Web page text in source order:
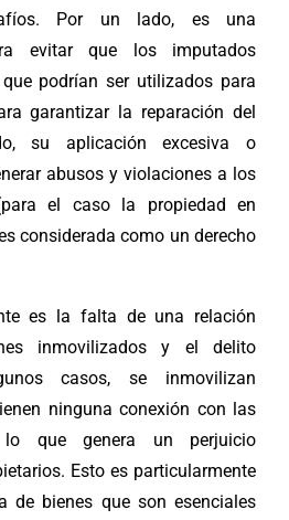
Por un lado, es una
evitar que los imputados
podrían ser utilizados para
garantizar la reparación del
su aplicación excesiva o
abusos y violaciones a los
el caso la propiedad en
considerada como un derecho
es la falta de una relación
inmovilizados y el delito
casos, se inmovilizan
ninguna conexión con las
lo que genera un perjuicio
Esto es particularmente
de bienes que son esenciales